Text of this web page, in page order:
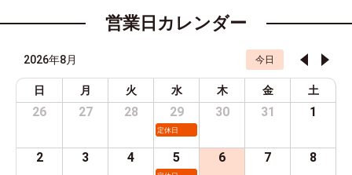
営業日カレンダー
2026年8月 今日
日 月 火 水 木 金 土
26 27 28 29
定休日
30 31 1
2 3 4 5 6 7 8